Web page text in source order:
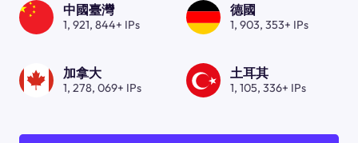
中國臺灣
1, 921, 844+ IPs
德國
1, 903, 353+ IPs
加拿大
1, 278, 069+ IPs
土耳其
1, 105, 336+ IPs